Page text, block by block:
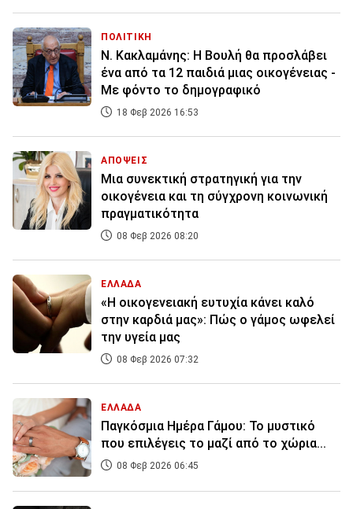
ΠΟΛΙΤΙΚΗ
Ν. Κακλαμάνης: Η Βουλή θα προσλάβει
ένα από τα 12 παιδιά μιας οικογένειας -
Με φόντο το δημογραφικό
18 Φεβ 2026 16:53
ΑΠΟΨΕΙΣ
Μια συνεκτική στρατηγική για την
οικογένεια και τη σύγχρονη κοινωνική
πραγματικότητα
08 Φεβ 2026 08:20
ΕΛΛΑΔΑ
«Η οικογενειακή ευτυχία κάνει καλό
στην καρδιά μας»: Πώς ο γάμος ωφελεί
την υγεία μας
08 Φεβ 2026 07:32
ΕΛΛΑΔΑ
Παγκόσμια Ημέρα Γάμου: Το μυστικό
που επιλέγεις το μαζί από το χώρια...
08 Φεβ 2026 06:45